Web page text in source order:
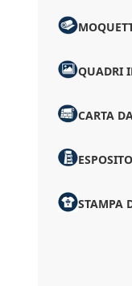
QUADRI
CARTA
STAMPA